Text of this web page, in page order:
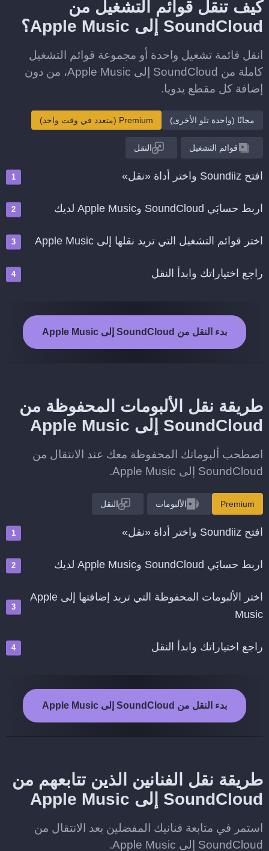
كيف تنقل قوائم التشغيل من
SoundCloud إلى Apple Music؟
انقل قائمة تشغيل واحدة أو مجموعة قوائم التشغيل
كاملة من SoundCloud إلى Apple Music، من دون
إضافة كل مقطع يدويا.
مجانًا (واحدة تلو الأخرى) Premium (متعدد في وقت واحد)
قوائم التشغيل النقل
افتح Soundiiz واختر أداة «نقل»
اربط حسابَي SoundCloud وApple Music لديك
اختر قوائم التشغيل التي تريد نقلها إلى Apple Music
راجع اختياراتك وابدأ النقل
بدء النقل من SoundCloud إلى Apple Music
طريقة نقل الألبومات المحفوظة من
SoundCloud إلى Apple Music
اصطحب ألبوماتك المحفوظة معك عند الانتقال من
SoundCloud إلى Apple Music.
Premium الألبومات النقل
افتح Soundiiz واختر أداة «نقل»
اربط حسابَي SoundCloud وApple Music لديك
اختر الألبومات المحفوظة التي تريد إضافتها إلى Apple
Music
راجع اختياراتك وابدأ النقل
بدء النقل من SoundCloud إلى Apple Music
طريقة نقل الفنانين الذين تتابعهم من
SoundCloud إلى Apple Music
استمر في متابعة فنانيك المفضلين بعد الانتقال من
SoundCloud إلى Apple Music.